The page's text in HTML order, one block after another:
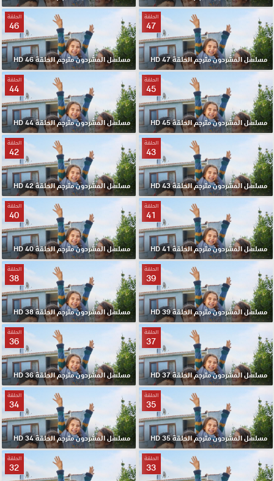
الحلقة
47
مسلسل المشردون مترجم الحلقة 47 HD
الحلقة
46
مسلسل المشردون مترجم الحلقة 46 HD
الحلقة
45
مسلسل المشردون مترجم الحلقة 45 HD
الحلقة
44
مسلسل المشردون مترجم الحلقة 44 HD
الحلقة
43
مسلسل المشردون مترجم الحلقة 43 HD
الحلقة
42
مسلسل المشردون مترجم الحلقة 42 HD
الحلقة
41
مسلسل المشردون مترجم الحلقة 41 HD
الحلقة
40
مسلسل المشردون مترجم الحلقة 40 HD
الحلقة
39
مسلسل المشردون مترجم الحلقة 39 HD
الحلقة
38
مسلسل المشردون مترجم الحلقة 38 HD
الحلقة
37
مسلسل المشردون مترجم الحلقة 37 HD
الحلقة
36
مسلسل المشردون مترجم الحلقة 36 HD
الحلقة
35
مسلسل المشردون مترجم الحلقة 35 HD
الحلقة
34
مسلسل المشردون مترجم الحلقة 34 HD
الحلقة
33
الحلقة
32